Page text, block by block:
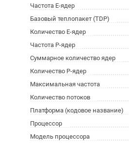
Частота E-ядер
Базовый теплопакет (TDP)
Количество E-ядер
Частота P-ядер
Суммарное количество ядер
Количество P-ядер
Максимальная частота
Количество потоков
Платформа (кодовое название)
Процессор
Модель процессора